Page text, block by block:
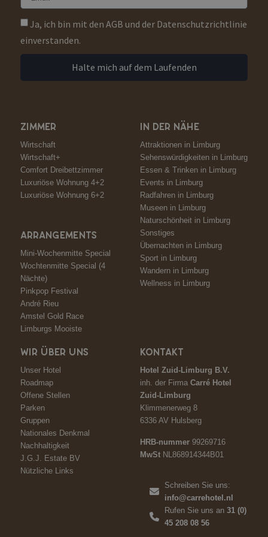
Ja, ich bin mit den AGB und der Datenschutzrichtlinie
einverstanden.
Halte mich auf dem Laufenden
ZIMMER
Wirtschaft
Wirtschaft+
Comfort Dreibettzimmer
Luxuriöse Wohnung 4+2
Luxuriöse Wohnung 6+2
ARRANGEMENTS
Mini-Wochenmitte Special
Wochtenmitte Special (4
Nächte)
Pinkpop Festival
André Rieu
Amstel Gold Race
Limburgs Mooiste
IN DER NÄHE
Attraktionen in Limburg
Sehenswürdigkeiten in Limburg
Essen & Trinken in Limburg
Events in Limburg
Radfahren in Limburg
Museen in Limburg
Naturschönheit in Limburg
Sonstiges
Übernachten in Limburg
Sport in Limburg
Wandern in Limburg
Wellness in Limburg
WIR ÜBER UNS
Unser Hotel
Roadmap
Offene Stellen
Parken
Gruppen
Nationales Denkmal
Nachhaltigkeit
J.G.J. Estate BV
Nützliche Links
KONTAKT
Hotel Zuid-Limburg B.V.
inh. der Firma Carré Hotel
Zuid-Limburg
Klimmenerweg 8
6336 AV Hulsberg
HRB-nummer 99269716
MwSt NL868914344B01
Schreiben Sie uns:
info@carrehotel.nl
Rufen Sie uns an 31 (0)
45 208 08 56